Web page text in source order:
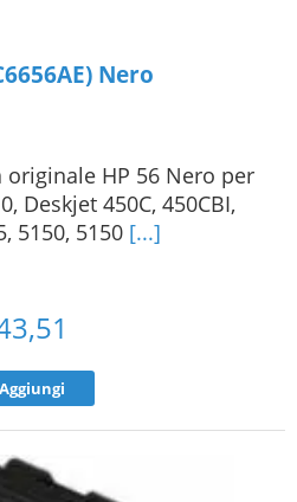
Nero
originale HP 56 Nero per
Deskjet 450C, 450CBI,
5150, 5150 [...]
Aggiungi